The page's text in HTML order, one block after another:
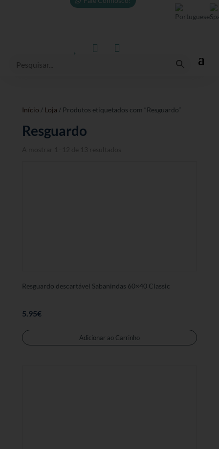
 
Início / Loja / Produtos etiquetados com “Resguardo”
Resguardo
Resguardo descartável Sabanindas 60×40 Classic
5.95€
Adicionar ao Carrinho